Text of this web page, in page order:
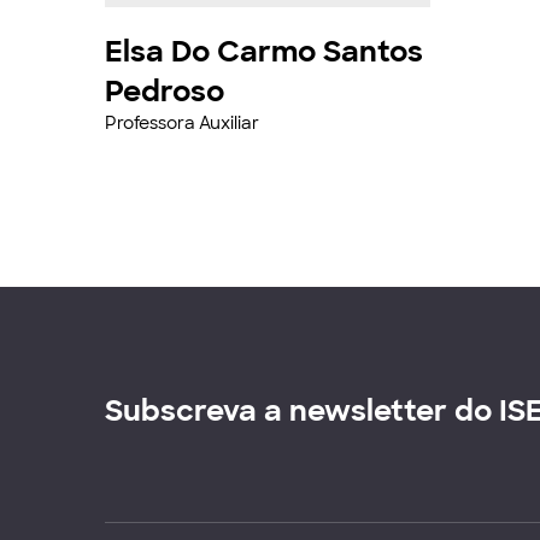
Elsa Do Carmo Santos
Pedroso
Professora Auxiliar
Subscreva a newsletter do